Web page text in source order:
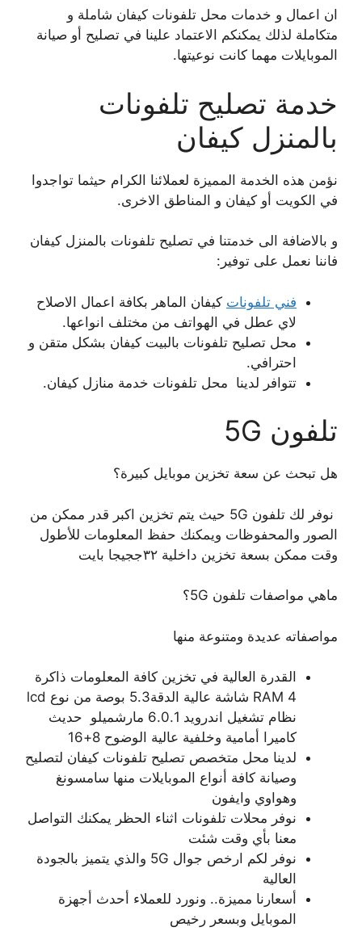
ان اعمال و خدمات محل تلفونات كيفان شاملة و
متكاملة لذلك يمكنكم الاعتماد علينا في تصليح أو صيانة
الموبايلات مهما كانت نوعيتها.
خدمة تصليح تلفونات
بالمنزل كيفان
نؤمن هذه الخدمة المميزة لعملائنا الكرام حيثما تواجدوا
في الكويت أو كيفان و المناطق الاخرى.
و بالاضافة الى خدمتنا في تصليح تلفونات بالمنزل كيفان
فاننا نعمل على توفير:
فني تلفونات كيفان الماهر بكافة اعمال الاصلاح
لاي عطل في الهواتف من مختلف انواعها.
محل تصليح تلفونات بالبيت كيفان بشكل متقن و
احترافي.
تتوافر لدينا محل تلفونات خدمة منازل كيفان.
تلفون 5G
هل تبحث عن سعة تخزين موبايل كبيرة؟
نوفر لك تلفون 5G حيث يتم تخزين اكبر قدر ممكن من
الصور والمحفوظات ويمكنك حفظ المعلومات للأطول
وقت ممكن بسعة تخزين داخلية ٣٢ججيجا بايت
ماهي مواصفات تلفون 5G؟
مواصفاته عديدة ومتنوعة منها
القدرة العالية في تخزين كافة المعلومات ذاكرة
RAM 4 شاشة عالية الدقة5.3 بوصة من نوع lcd
نظام تشغيل اندرويد 6.0.1 مارشميلو حديث
كاميرا أمامية وخلفية عالية الوضوح 8+16
لدينا محل متخصص تصليح تلفونات كيفان لتصليح
وصيانة كافة أنواع الموبايلات منها سامسونغ
وهواوي وايفون
نوفر محلات تلفونات اثناء الحظر يمكنك التواصل
معنا بأي وقت شئت
نوفر لكم ارخص جوال 5G والذي يتميز بالجودة
العالية
أسعارنا مميزة.. ونورد للعملاء أحدث أجهزة
الموبايل وبسعر رخيص